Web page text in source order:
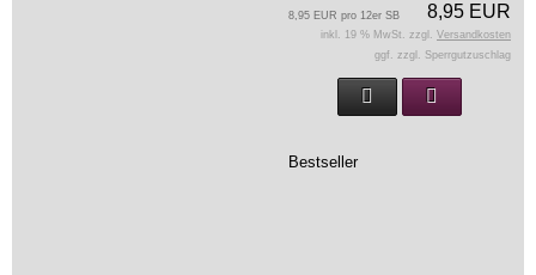
8,95 EUR
8,95 EUR pro 12er SB
inkl. 19 % MwSt. zzgl. Versandkosten
ggf. zzgl. Sperrgutzuschlag
Bestseller